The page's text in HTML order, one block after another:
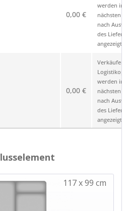
0,00 €
werden im
nächsten
nach
des
angezeigt.
0,00 €
Verkäufer
werden im
nächsten
nach
des
angezeigt.